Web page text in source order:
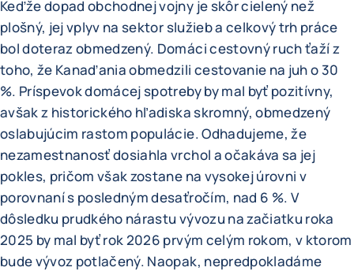
Keďže dopad obchodnej vojny je skôr cielený než
plošný, jej vplyv na sektor služieb a celkový trh práce
bol doteraz obmedzený. Domáci cestovný ruch ťaží z
toho, že Kanaďania obmedzili cestovanie na juh o 30
%. Príspevok domácej spotreby by mal byť pozitívny,
avšak z historického hľadiska skromný, obmedzený
oslabujúcim rastom populácie. Odhadujeme, že
nezamestnanosť dosiahla vrchol a očakáva sa jej
pokles, pričom však zostane na vysokej úrovni v
porovnaní s posledným desaťročím, nad 6 %. V
dôsledku prudkého nárastu vývozu na začiatku roka
2025 by mal byť rok 2026 prvým celým rokom, v ktorom
bude vývoz potlačený. Naopak, nepredpokladáme